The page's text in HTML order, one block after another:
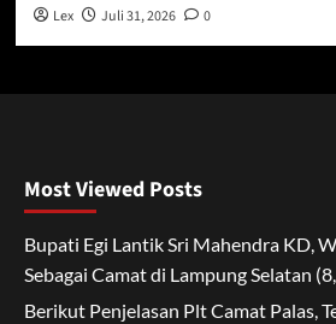
Lex Juli 31, 2026 0
Most Viewed Posts
Bupati Egi Lantik Sri Mahendra KD,
Sebagai Camat di Lampung Selatan
Berikut Penjelasan Plt Camat Palas,